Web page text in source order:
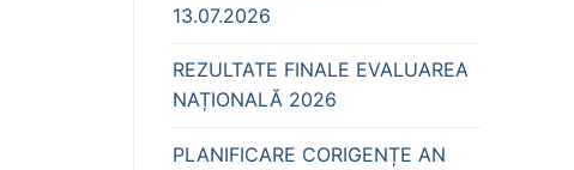
13.07.2026
REZULTATE FINALE EVALUAREA
NAȚIONALĂ 2026
PLANIFICARE CORIGENȚE AN